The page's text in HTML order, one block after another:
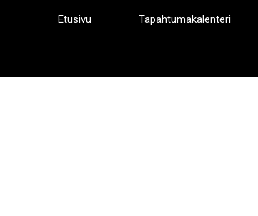
Etusivu Tapahtumakalenteri